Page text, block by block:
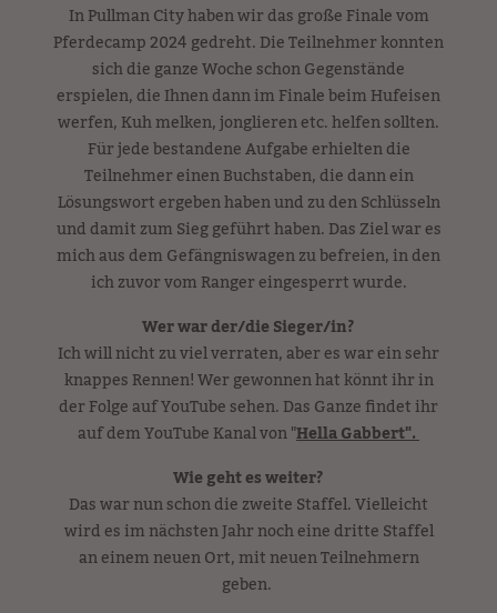
In Pullman City haben wir das große Finale vom
Pferdecamp 2024 gedreht. Die Teilnehmer konnten
sich die ganze Woche schon Gegenstände
erspielen, die Ihnen dann im Finale beim Hufeisen
werfen, Kuh melken, jonglieren etc. helfen sollten.
Für jede bestandene Aufgabe erhielten die
Teilnehmer einen Buchstaben, die dann ein
Lösungswort ergeben haben und zu den Schlüsseln
und damit zum Sieg geführt haben. Das Ziel war es
mich aus dem Gefängniswagen zu befreien, in den
ich zuvor vom Ranger eingesperrt wurde.
Wer war der/die Sieger/in?
Ich will nicht zu viel verraten, aber es war ein sehr
knappes Rennen! Wer gewonnen hat könnt ihr in
der Folge auf YouTube sehen. Das Ganze findet ihr
auf dem YouTube Kanal von "Hella Gabbert".
Wie geht es weiter?
Das war nun schon die zweite Staffel. Vielleicht
wird es im nächsten Jahr noch eine dritte Staffel
an einem neuen Ort, mit neuen Teilnehmern
geben.